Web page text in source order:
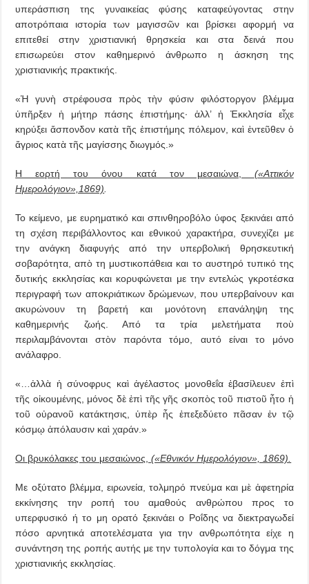
υπεράσπιση της γυναικείας φύσης καταφεύγοντας στην
αποτρόπαια ιστορία των μαγισσῶν και βρίσκει αφορμή να
επιτεθεί στην χριστιανική θρησκεία και στα δεινά που
επισωρεύει στον καθημερινό άνθρωπο η άσκηση της
χριστιανικής πρακτικής.
«Ἡ γυνὴ στρέφουσα πρὸς τὴν φύσιν φιλόστοργον βλέμμα
ὑπῆρξεν ἡ μήτηρ πάσης ἐπιστήμης· ἀλλ’ ἡ Ἐκκλησία εἶχε
κηρύξει ἄσπονδον κατὰ τῆς ἐπιστήμης πόλεμον, καὶ ἐντεῦθεν ὁ
ἄγριος κατὰ τῆς μαγίσσης διωγμός.»
Η εορτή του όνου κατά τον μεσαιώνα, («Αττικόν
Ημερολόγιον»,1869)
Το κείμενο, με ευρηματικό και σπινθηροβόλο ύφος ξεκινάει από
τη σχέση περιβάλλοντος και εθνικού χαρακτήρα, συνεχίζει με
την ανάγκη διαφυγής από την υπερβολική θρησκευτική
σοβαρότητα, απὸ τη μυστικοπάθεια και το αυστηρό τυπικό της
δυτικής εκκλησίας και κορυφώνεται με την εντελώς γκροτέσκα
περιγραφή των αποκριάτικων δρώμενων, που υπερβαίνουν και
ακυρώνουν τη βαρετή και μονότονη επανάληψη της
καθημερινής ζωής. Από τα τρία μελετήματα ποὺ
περιλαμβάνονται στὸν παρόντα τόμο, αυτό είναι το μόνο
ανάλαφρο.
«…ἀλλὰ ἡ σύνοφρυς καὶ ἀγέλαστος μονοθεΐα ἐβασίλευεν ἐπὶ
τῆς οἰκουμένης, μόνος δὲ ἐπὶ τῆς γῆς σκοπὸς τοῦ πιστοῦ ἦτο ἡ
τοῦ οὐρανοῦ κατάκτησις, ὑπὲρ ἧς ἐπεξεδύετο πᾶσαν ἐν τῷ
κόσμῳ ἀπόλαυσιν καὶ χαράν.»
Οι βρυκόλακες του μεσαιώνος,(«Εθνικόν Ημερολόγιον», 1869).
Με οξύτατο βλέμμα, ειρωνεία, τολμηρό πνεύμα και μὲ ἀφετηρία
εκκίνησης την ροπή του αμαθούς ανθρώπου προς το
υπερφυσικό ή το μη ορατό ξεκινάει ο Ροΐδης να διεκτραγωδεί
πόσο αρνητικά αποτελέσματα για την ανθρωπότητα είχε η
συνάντηση της ροπής αυτής με την τυπολογία και το δόγμα της
χριστιανικής εκκλησίας.